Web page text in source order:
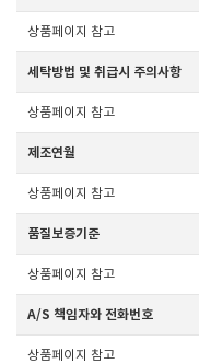
상품페이지 참고
세탁방법 및 취급시 주의사항
상품페이지 참고
제조연월
상품페이지 참고
품질보증기준
상품페이지 참고
A/S 책임자와 전화번호
상품페이지 참고